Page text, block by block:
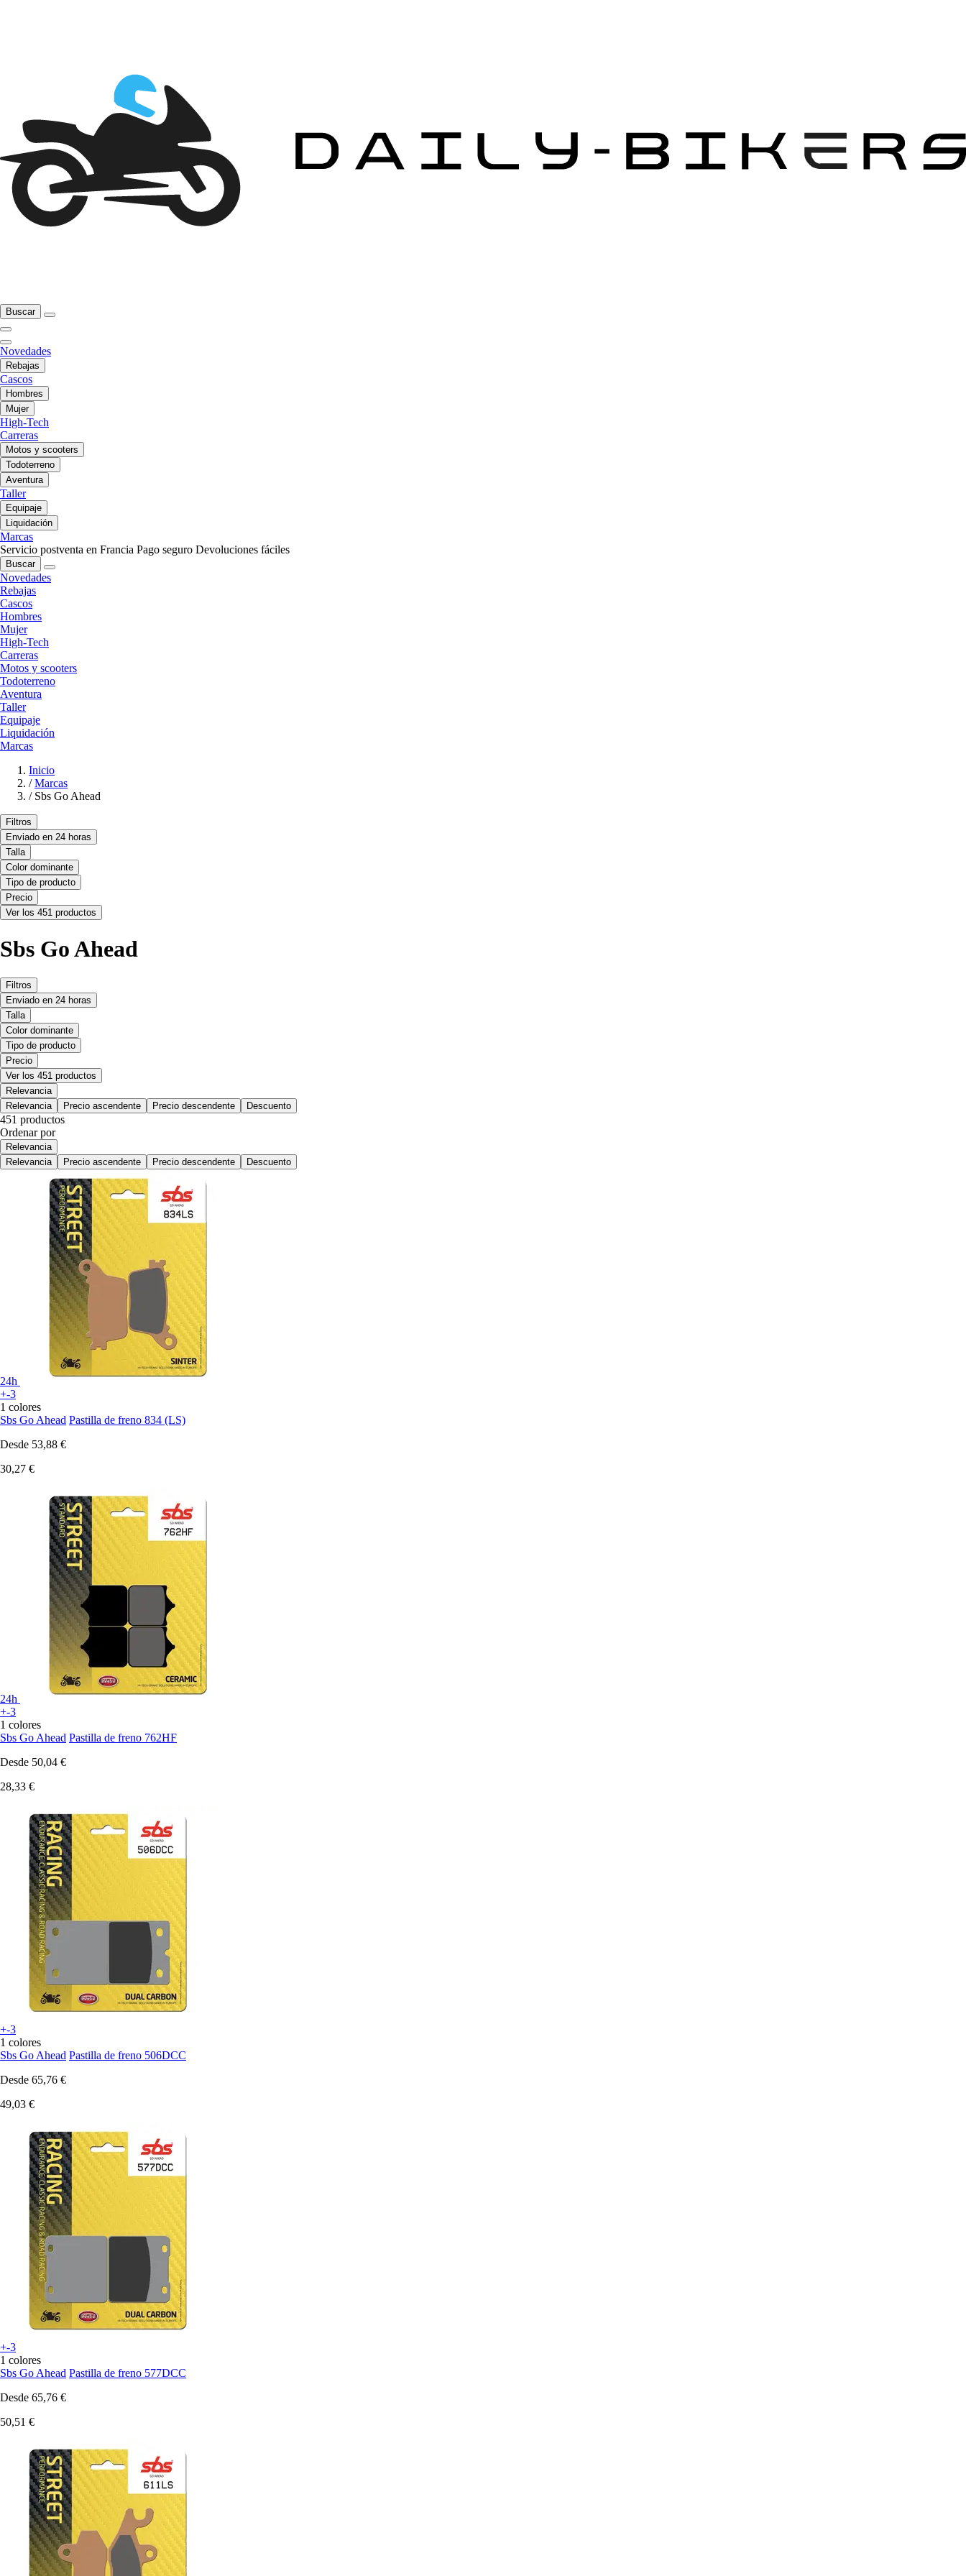
Buscar
Novedades
Rebajas
Cascos
Hombres
Mujer
High-Tech
Carreras
Motos y scooters
Todoterreno
Aventura
Taller
Equipaje
Liquidación
Marcas
Servicio postventa en Francia Pago seguro Devoluciones fáciles
Buscar
Novedades
Rebajas
Cascos
Hombres
Mujer
High-Tech
Carreras
Motos y scooters
Todoterreno
Aventura
Taller
Equipaje
Liquidación
Marcas
Inicio
/ Marcas
/ Sbs Go Ahead
Filtros
Enviado en 24 horas
Talla
Color dominante
Tipo de producto
Precio
Ver los 451 productos
Sbs Go Ahead
Filtros
Enviado en 24 horas
Talla
Color dominante
Tipo de producto
Precio
Ver los 451 productos
Relevancia
Relevancia
Precio ascendente Precio descendente Descuento
451 productos
Ordenar por
Relevancia
Relevancia
Precio ascendente Precio descendente Descuento
24h
+-3
1 colores
Sbs Go Ahead Pastilla de freno 834 (LS)
Desde 53,88 €
30,27 €
24h
+-3
1 colores
Sbs Go Ahead Pastilla de freno 762HF
Desde 50,04 €
28,33 €
+-3
1 colores
Sbs Go Ahead Pastilla de freno 506DCC
Desde 65,76 €
49,03 €
+-3
1 colores
Sbs Go Ahead Pastilla de freno 577DCC
Desde 65,76 €
50,51 €